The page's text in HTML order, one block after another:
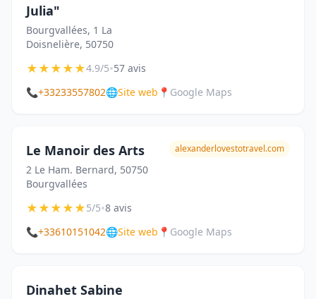
Julia"
Bourgvallées, 1 La
Doisnelière, 50750
★★★★★4.9/5•57 avis
📞+33233557802🌐Site web 📍 Google Maps
Le Manoir des Arts
2 Le Ham. Bernard, 50750
Bourgvallées
alexanderlovestotravel.com
★★★★★5/5•8 avis
📞+33610151042🌐Site web 📍 Google Maps
Dinahet Sabine